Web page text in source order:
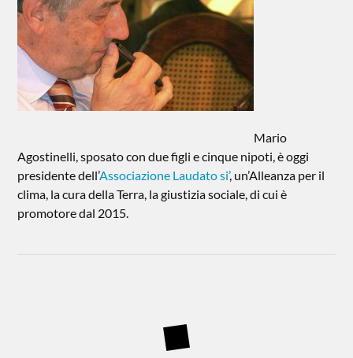
Mario
Agostinelli, sposato con due figli e cinque nipoti, è oggi
presidente dell’Associazione Laudato si’, un’Alleanza per il
clima, la cura della Terra, la giustizia sociale, di cui è
promotore dal 2015.